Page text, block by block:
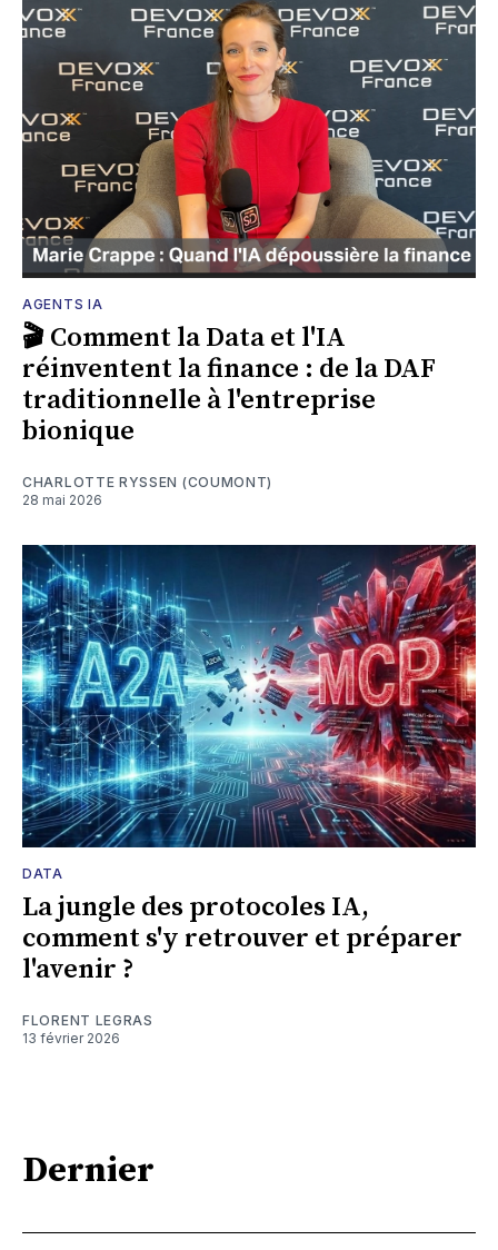
AGENTS IA
🎬 Comment la Data et l'IA
réinventent la finance : de la DAF
traditionnelle à l'entreprise
bionique
CHARLOTTE RYSSEN (COUMONT)
28 mai 2026
DATA
La jungle des protocoles IA,
comment s'y retrouver et préparer
l'avenir ?
FLORENT LEGRAS
13 février 2026
Dernier